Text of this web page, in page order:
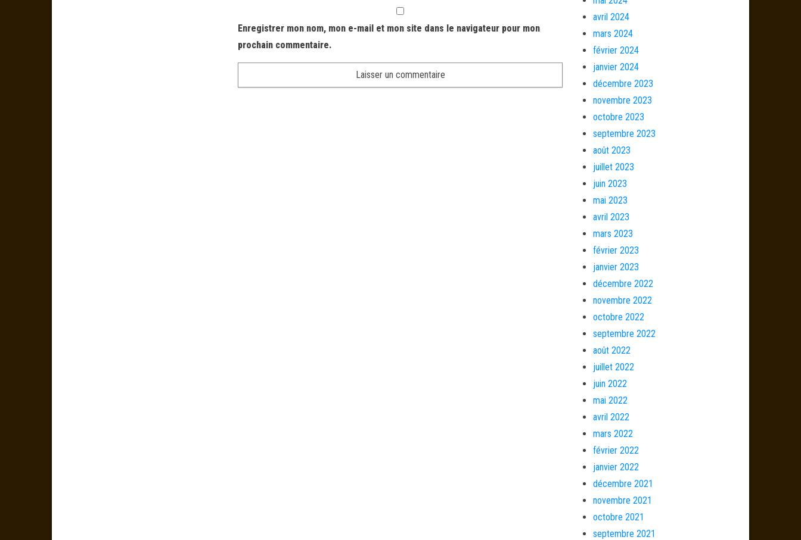
Enregistrer mon nom, mon e-mail et mon site dans le navigateur pour mon
prochain commentaire.
avril 2024
mars 2024
février 2024
janvier 2024
décembre 2023
novembre 2023
octobre 2023
septembre 2023
août 2023
juillet 2023
juin 2023
mai 2023
avril 2023
mars 2023
février 2023
janvier 2023
décembre 2022
novembre 2022
octobre 2022
septembre 2022
août 2022
juillet 2022
juin 2022
mai 2022
avril 2022
mars 2022
février 2022
janvier 2022
décembre 2021
novembre 2021
octobre 2021
septembre 2021